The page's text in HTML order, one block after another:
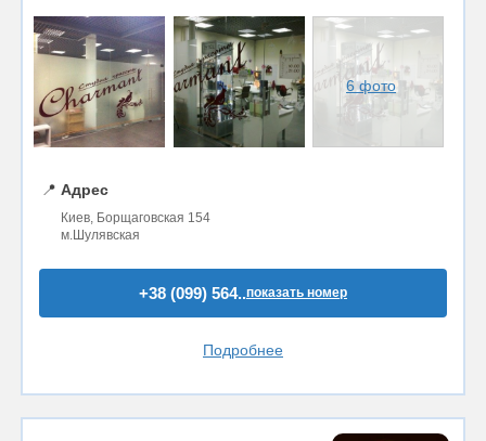
6 фото
📍 Адрес
Киев, Борщаговская 154
м.Шулявская
+38 (099) 564..показать номер
Подробнее